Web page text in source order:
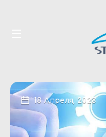
18 Апреля, 2023